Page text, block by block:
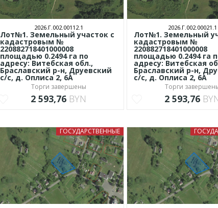
2026.Г.002.00112.1
Лот№1. Земельный участок с
кадастровым №
220882718401000008
площадью 0.2494 га по
адресу: Витебская обл.,
Браславский р-н, Друевский
с/с, д. Оплиса 2, 6А
Торги завершены
2 593,76 BYN
2026.Г.002.00021.1
Лот№1. Земельный
кадастровым №
220882718401000008
площадью 0.2494 га
адресу: Витебская
Браславский р-н,
с/с, д. Оплиса 2, 6А
Торги
2 593,76
ГОСУДАРСТВЕННЫЕ